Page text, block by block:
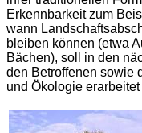
Erkennbarkeit zum
wann
bleiben können (etwa
Bächen), soll in den
den Betroffenen sowie
und Ökologie